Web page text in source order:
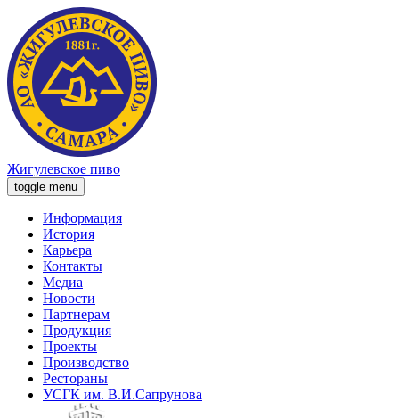
Жигулевское пиво
toggle menu
Информация
История
Карьера
Контакты
Медиа
Новости
Партнерам
Продукция
Проекты
Производство
Рестораны
УСГК им. В.И.Сапрунова